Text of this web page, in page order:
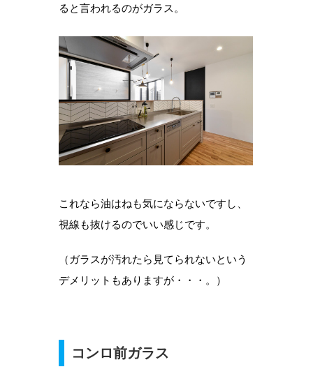
ると言われるのがガラス。
これなら油はねも気にならないですし、
視線も抜けるのでいい感じです。
（ガラスが汚れたら見てられないという
デメリットもありますが・・・。）
コンロ前ガラス